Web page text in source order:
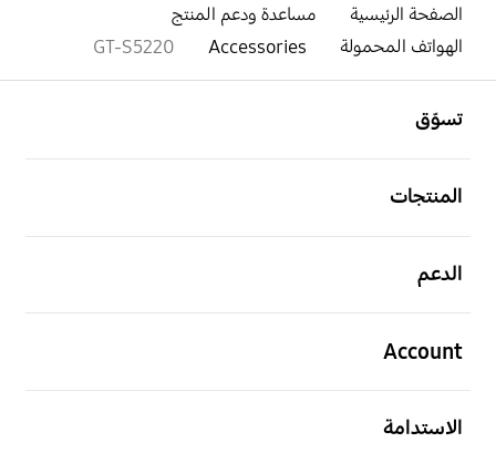
الصفحة الرئيسية
مساعدة ودعم المنتج
الهواتف المحمولة
Accessories
GT-S5220
تسوّق
المنتجات
الدعم
Account
الاستدامة